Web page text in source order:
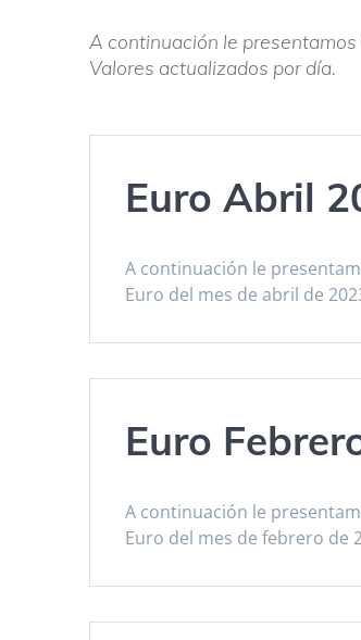
A continuación le
Valores actualizados por día.
Euro Abril
A continuación le
Euro del mes de abril de
Euro
A continuación le
Euro del mes de febrero de